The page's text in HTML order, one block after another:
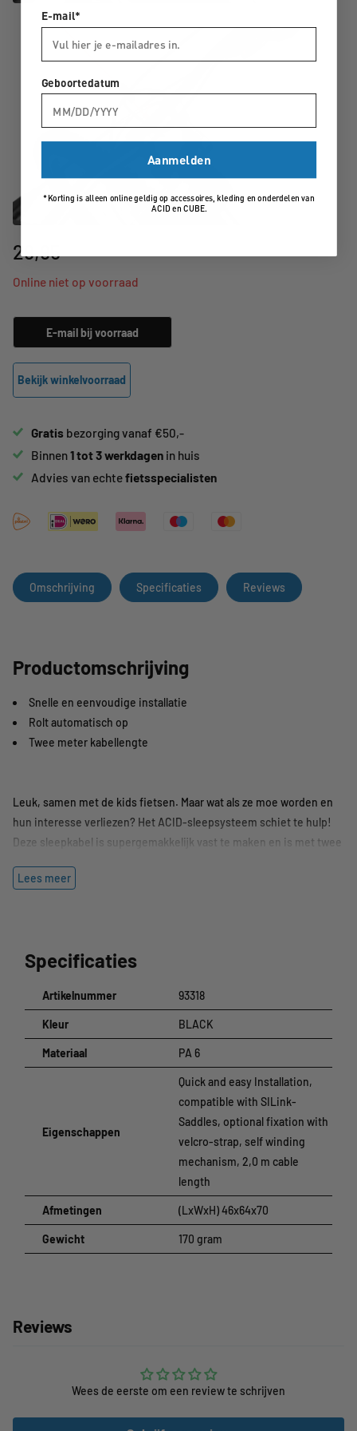
29,95
Online niet op voorraad
E-mail bij voorraad
Bekijk winkelvoorraad
Gratis bezorging vanaf €50,-
Binnen1 tot 3 werkdagen in huis
Advies van echtefietsspecialisten
Omschrijving Specificaties Reviews
Productomschrijving
Snelle en eenvoudige installatie
Rolt automatisch op
Twee meter kabellengte
Leuk, samen met de kids fietsen. Maar wat als ze moe worden en
hun interesse verliezen? Het ACID-sleepsysteem schiet te hulp!
Deze sleepkabel is supergemakkelijk vast te maken en is met twee
bewaren. Ook veilig: dankzij het automatische oprolmechanisme
Lees meer
Specificaties
Artikelnummer 93318
Kleur BLACK
Materiaal PA 6
Eigenschappen
Quick and easy Installation,
compatible with SILink-
Saddles, optional fixation with
velcro-strap, self winding
mechanism, 2,0 m cable
length
Afmetingen (LxWxH) 46x64x70
Gewicht 170 gram
Reviews
Wees de eerste om een review te schrijven
E-mail*
Geboortedatum
Aanmelden
*Korting is alleen online geldig op accessoires, kleding en onderdelen van
ACID en CUBE.